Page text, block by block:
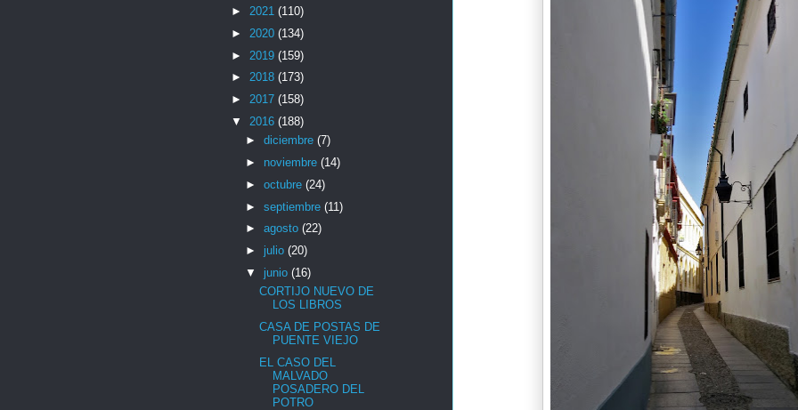
► 2021 (110)
► 2020 (134)
► 2019 (159)
► 2018 (173)
► 2017 (158)
▼ 2016 (188)
► diciembre (7)
► noviembre (14)
► octubre (24)
► septiembre (11)
► agosto (22)
► julio (20)
▼ junio (16)
CORTIJO NUEVO DE
LOS LIBROS
CASA DE POSTAS DE
PUENTE VIEJO
EL CASO DEL
MALVADO
POSADERO DEL
POTRO